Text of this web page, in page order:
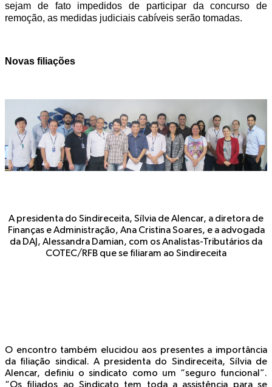
sejam de fato impedidos de participar da concurso de
remoção, as medidas judiciais cabíveis serão tomadas.
Novas filiações
A presidenta do Sindireceita, Sílvia de Alencar, a diretora de
Finanças e Administração, Ana Cristina Soares, e a advogada
da DAJ, Alessandra Damian, com os Analistas-Tributários da
COTEC/RFB que se filiaram ao Sindireceita
O encontro também elucidou aos presentes a importância
da filiação sindical. A presidenta do Sindireceita, Sílvia de
Alencar, definiu o sindicato como um “seguro funcional”.
“Os filiados ao Sindicato tem toda a assistência para se